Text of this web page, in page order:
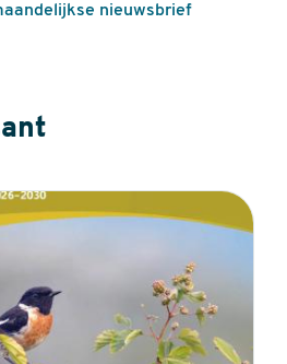
nieuwsbrief